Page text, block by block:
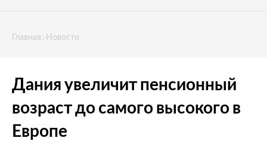
Главная Новости
Дания увеличит пенсионный
возраст до самого высокого в
Европе